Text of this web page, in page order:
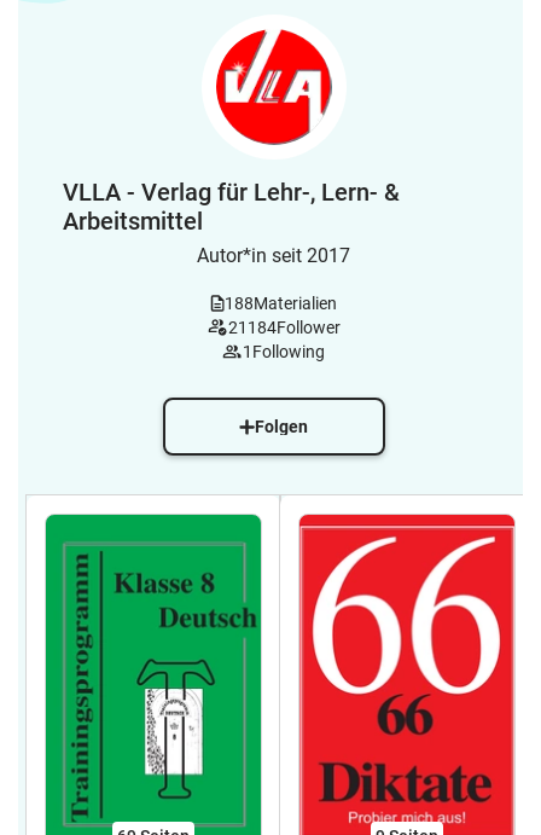
VLLA - Verlag für Lehr-, Lern- &
Arbeitsmittel
Autor*in seit 2017
188Materialien
21184Follower
1 Following
Folgen